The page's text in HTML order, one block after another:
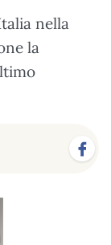
nella
la